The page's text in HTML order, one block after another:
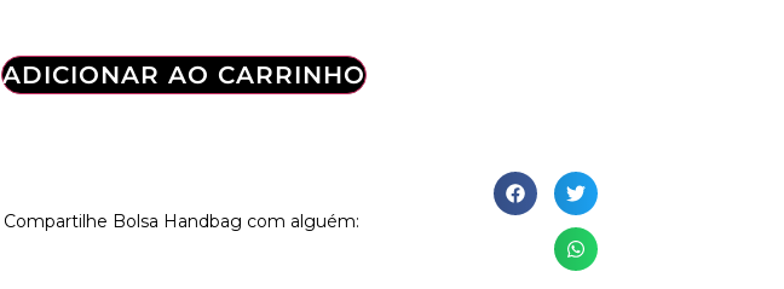
ADICIONAR AO CARRINHO
Compartilhe Bolsa Handbag com alguém: